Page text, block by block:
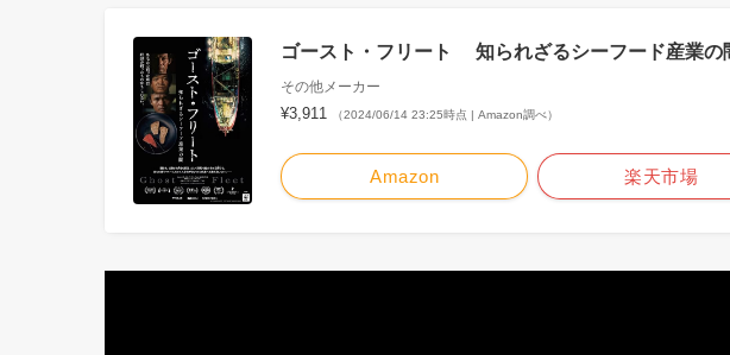
ゴースト・フリート 知られざるシーフード産業の
その他メーカー
¥3,911 （2024/06/14 23:25時点 | Amazon調べ）
Amazon 楽天市場